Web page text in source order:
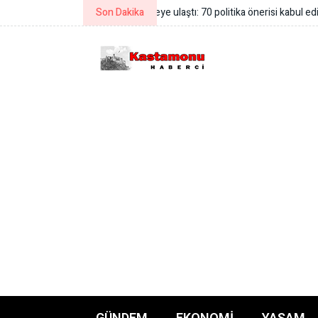
Son Dakika Diyarbakır’da kadınlar ücretsiz